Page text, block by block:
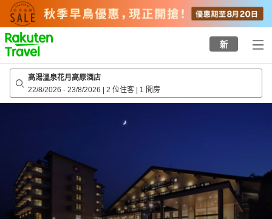
to
top
page
新
高湯溫泉花月高原酒店
22/8/2026 - 23/8/2026 | 2 位住客 | 1 間房